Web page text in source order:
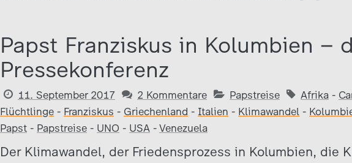
Papst Franziskus in Kolumbien –
Pressekonferenz
11. September 2017 2 Kommentare Papstreise Afrika -
Flüchtlinge - Franziskus - Griechenland - Italien - Klimawandel -
Papst - Papstreise - UNO - USA - Venezuela
Der Klimawandel, der Friedensprozess in Kolumbien, die